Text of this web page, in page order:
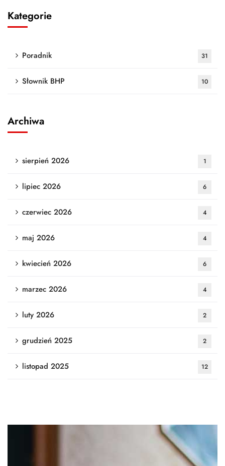
Kategorie
Poradnik 31
Słownik BHP 10
Archiwa
sierpień 2026 1
lipiec 2026 6
czerwiec 2026 4
maj 2026 4
kwiecień 2026 6
marzec 2026 4
luty 2026 2
grudzień 2025 2
listopad 2025 12